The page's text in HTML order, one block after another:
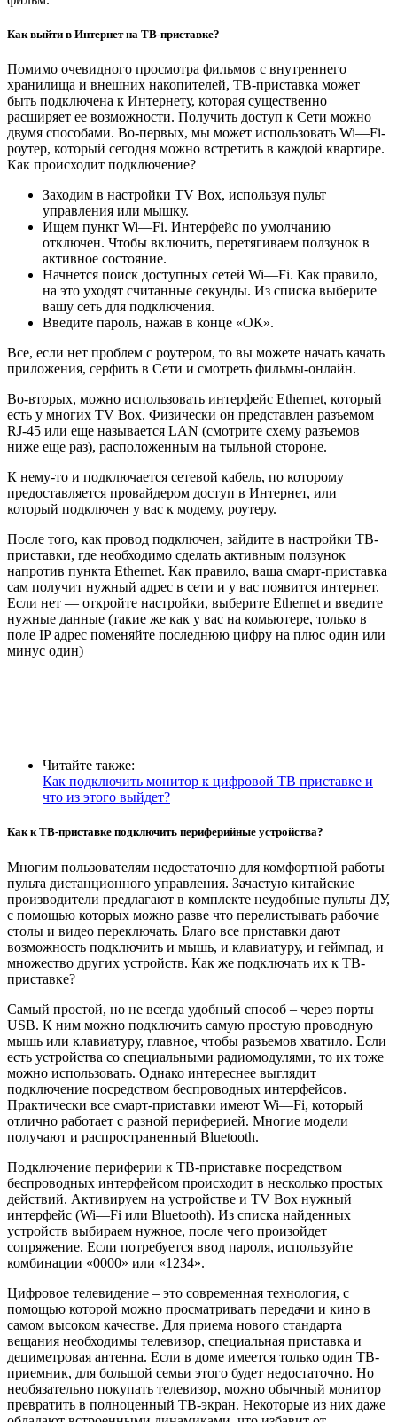
Как выйти в Интернет на ТВ-приставке?
Помимо очевидного просмотра фильмов с внутреннего
хранилища и внешних накопителей, ТВ-приставка может
быть подключена к Интернету, которая существенно
расширяет ее возможности. Получить доступ к Сети можно
двумя способами. Во-первых, мы может использовать Wi—Fi-
роутер, который сегодня можно встретить в каждой квартире.
Как происходит подключение?
Заходим в настройки TV Box, используя пульт
управления или мышку.
Ищем пункт Wi—Fi. Интерфейс по умолчанию
отключен. Чтобы включить, перетягиваем ползунок в
активное состояние.
Начнется поиск доступных сетей Wi—Fi. Как правило,
на это уходят считанные секунды. Из списка выберите
вашу сеть для подключения.
Введите пароль, нажав в конце «ОК».
Все, если нет проблем с роутером, то вы можете начать качать
приложения, серфить в Сети и смотреть фильмы-онлайн.
Во-вторых, можно использовать интерфейс Ethernet, который
есть у многих TV Box. Физически он представлен разъемом
RJ-45 или еще называется LAN (смотрите схему разъемов
ниже еще раз), расположенным на тыльной стороне.
К нему-то и подключается сетевой кабель, по которому
предоставляется провайдером доступ в Интернет, или
который подключен у вас к модему, роутеру.
После того, как провод подключен, зайдите в настройки ТВ-
приставки, где необходимо сделать активным ползунок
напротив пункта Ethernet. Как правило, ваша смарт-приставка
сам получит нужный адрес в сети и у вас появится интернет.
Если нет — откройте настройки, выберите Ethernet и введите
нужные данные (такие же как у вас на комьютере, только в
поле IP адрес поменяйте последнюю цифру на плюс один или
минус один)
Читайте также:
Как подключить монитор к цифровой ТВ приставке и
что из этого выйдет?
Как к ТВ-приставке подключить периферийные устройства?
Многим пользователям недостаточно для комфортной работы
пульта дистанционного управления. Зачастую китайские
производители предлагают в комплекте неудобные пульты ДУ,
с помощью которых можно разве что перелистывать рабочие
столы и видео переключать. Благо все приставки дают
возможность подключить и мышь, и клавиатуру, и геймпад, и
множество других устройств. Как же подключать их к ТВ-
приставке?
Самый простой, но не всегда удобный способ – через порты
USB. К ним можно подключить самую простую проводную
мышь или клавиатуру, главное, чтобы разъемов хватило. Если
есть устройства со специальными радиомодулями, то их тоже
можно использовать. Однако интереснее выглядит
подключение посредством беспроводных интерфейсов.
Практически все смарт-приставки имеют Wi—Fi, который
отлично работает с разной периферией. Многие модели
получают и распространенный Bluetooth.
Подключение периферии к ТВ-приставке посредством
беспроводных интерфейсом происходит в несколько простых
действий. Активируем на устройстве и TV Box нужный
интерфейс (Wi—Fi или Bluetooth). Из списка найденных
устройств выбираем нужное, после чего произойдет
сопряжение. Если потребуется ввод пароля, используйте
комбинации «0000» или «1234».
Цифровое телевидение – это современная технология, с
помощью которой можно просматривать передачи и кино в
самом высоком качестве. Для приема нового стандарта
вещания необходимы телевизор, специальная приставка и
дециметровая антенна. Если в доме имеется только один ТВ-
приемник, для большой семьи этого будет недостаточно. Но
необязательно покупать телевизор, можно обычный монитор
превратить в полноценный ТВ-экран. Некоторые из них даже